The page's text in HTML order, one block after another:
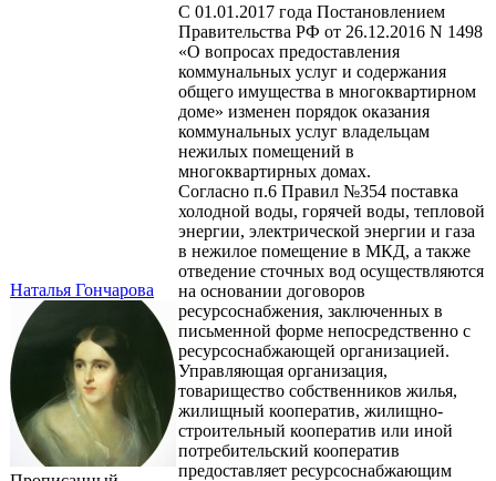
Наталья Гончарова
С 01.01.2017 года Постановлением
Правительства РФ от 26.12.2016 N 1498
«О вопросах предоставления
коммунальных услуг и содержания
общего имущества в многоквартирном
доме» изменен порядок оказания
коммунальных услуг владельцам
нежилых помещений в
многоквартирных домах.
Согласно п.6 Правил №354 поставка
холодной воды, горячей воды, тепловой
энергии, электрической энергии и газа
в нежилое помещение в МКД, а также
отведение сточных вод осуществляются
на основании договоров
ресурсоснабжения, заключенных в
письменной форме непосредственно с
ресурсоснабжающей организацией.
Управляющая организация,
товарищество собственников жилья,
жилищный кооператив, жилищно-
строительный кооператив или иной
потребительский кооператив
предоставляет ресурсоснабжающим